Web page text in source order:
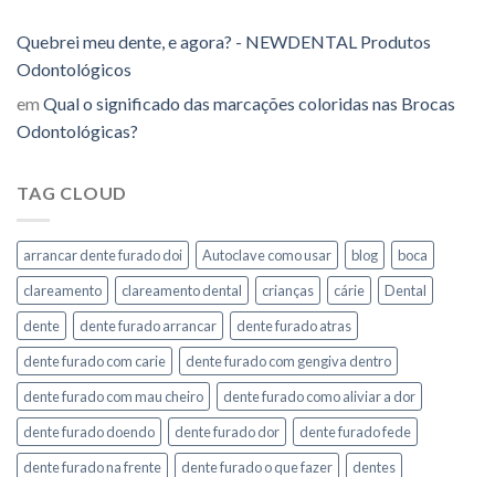
Quebrei meu dente, e agora? - NEWDENTAL Produtos
Odontológicos
em Qual o significado das marcações coloridas nas Brocas
Odontológicas?
TAG CLOUD
arrancar dente furado doi Autoclave como usar blog
boca
clareamento
clareamento dental crianças cárie
Dental
dente
dente furado arrancar
dente furado atras
dente furado com carie
dente furado com gengiva dentro
dente furado com mau cheiro
dente furado como aliviar a dor
dente furado doendo
dente furado dor
dente furado fede
dente furado na frente
dente furado o que fazer
dentes